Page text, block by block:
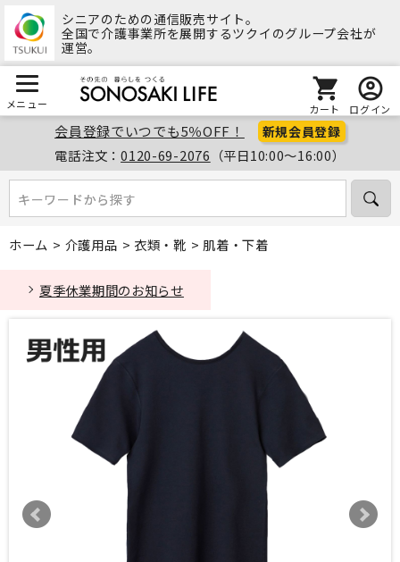
シニアのための通信販売サイト。
全国で介護事業所を展開するツクイのグループ会社が
運営。
メニュー カート ログイン
会員登録でいつでも5％OFF！ 新規会員登録
電話注文：0120-69-2076 （平日10:00～16:00）
キーワードから探す
キーワードから探す
ホーム > 介護用品 > 衣類・靴 > 肌着・下着
夏季休業期間のお知らせ